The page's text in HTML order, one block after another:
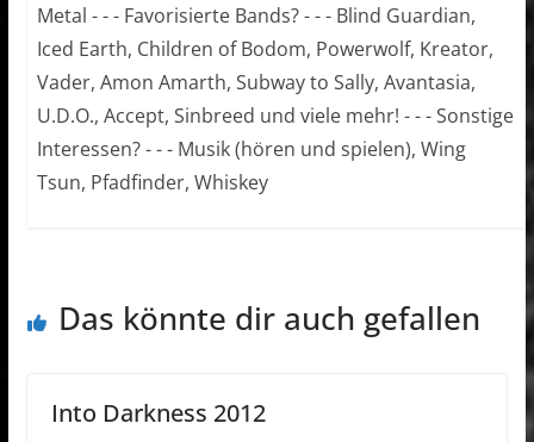
Metal - - - Favorisierte Bands? - - - Blind Guardian,
Iced Earth, Children of Bodom, Powerwolf, Kreator,
Vader, Amon Amarth, Subway to Sally, Avantasia,
U.D.O., Accept, Sinbreed und viele mehr! - - - Sonstige
Interessen? - - - Musik (hören und spielen), Wing
Tsun, Pfadfinder, Whiskey
Das könnte dir auch gefallen
Into Darkness 2012